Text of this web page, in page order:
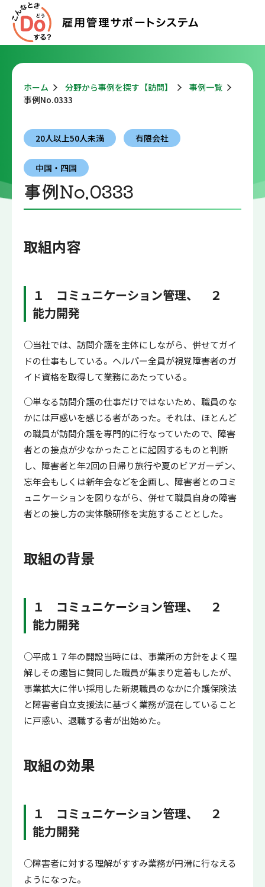
ホーム 分野から事例を探す【訪問】
事例一覧
事例No.0333
20人以上50人未満 有限会社
中国・四国
事例No.0333
取組内容
１ コミュニケーション管理、 ２
能力開発
○当社では、訪問介護を主体にしながら、併せてガイ
ドの仕事もしている。ヘルパー全員が視覚障害者のガ
イド資格を取得して業務にあたっている。
○単なる訪問介護の仕事だけではないため、職員のな
かには戸惑いを感じる者があった。それは、ほとんど
の職員が訪問介護を専門的に行なっていたので、障害
者との接点が少なかったことに起因するものと判断
し、障害者と年2回の日帰り旅行や夏のビアガーデン、
忘年会もしくは新年会などを企画し、障害者とのコミ
ュニケーションを図りながら、併せて職員自身の障害
者との接し方の実体験研修を実施することとした。
取組の背景
１ コミュニケーション管理、 ２
能力開発
○平成１７年の開設当時には、事業所の方針をよく理
解しその趣旨に賛同した職員が集まり定着もしたが、
事業拡大に伴い採用した新規職員のなかに介護保険法
と障害者自立支援法に基づく業務が混在していること
に戸惑い、退職する者が出始めた。
取組の効果
１ コミュニケーション管理、 ２
能力開発
○障害者に対する理解がすすみ業務が円滑に行なえる
ようになった。